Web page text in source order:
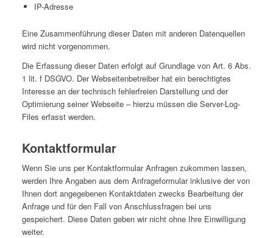
IP-Adresse
Eine Zusammenführung dieser Daten mit anderen Datenquellen
wird nicht vorgenommen.
Die Erfassung dieser Daten erfolgt auf Grundlage von Art. 6 Abs.
1 lit. f DSGVO. Der Webseitenbetreiber hat ein berechtigtes
Interesse an der technisch fehlerfreien Darstellung und der
Optimierung seiner Webseite – hierzu müssen die Server-Log-
Files erfasst werden.
Kontaktformular
Wenn Sie uns per Kontaktformular Anfragen zukommen lassen,
werden Ihre Angaben aus dem Anfrageformular inklusive der von
Ihnen dort angegebenen Kontaktdaten zwecks Bearbeitung der
Anfrage und für den Fall von Anschlussfragen bei uns
gespeichert. Diese Daten geben wir nicht ohne Ihre Einwilligung
weiter.